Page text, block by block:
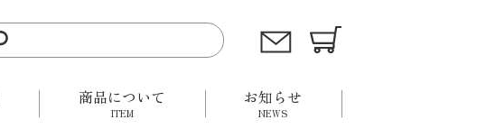
商品について
ITEM
お知らせ
NEWS